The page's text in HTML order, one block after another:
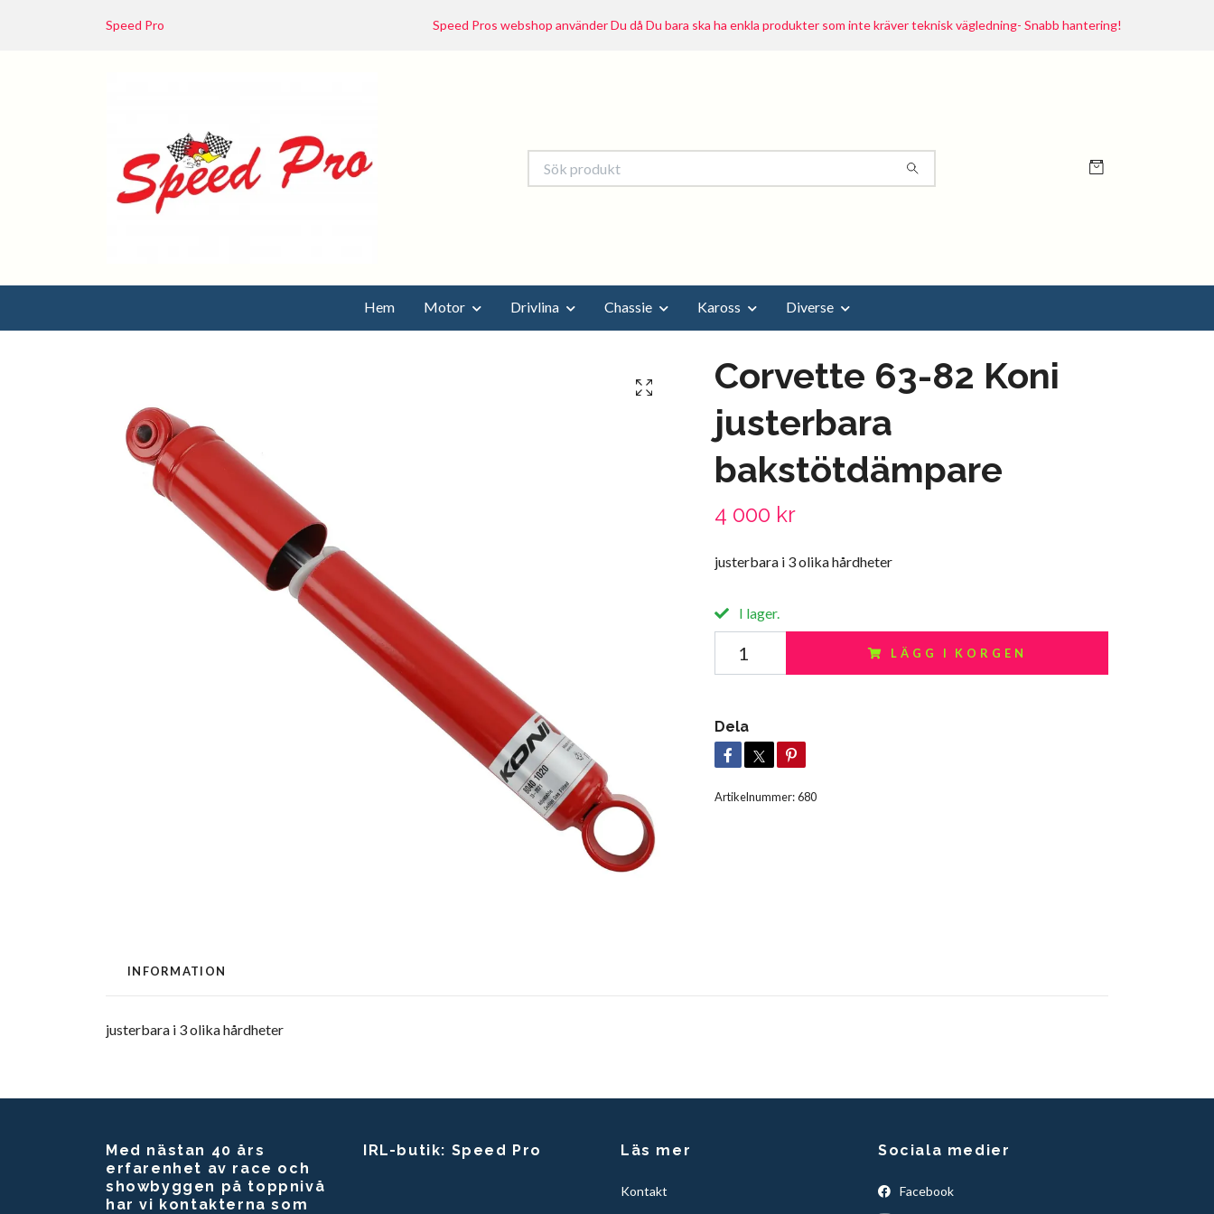
Speed Pro Speed Pros webshop använder Du då Du bara ska ha enkla produkter som inte kräver teknisk vägledning- Snabb hantering!
Hem Motor Drivlina Chassie Kaross Diverse
Corvette 63-82 Koni
justerbara
bakstötdämpare
4 000 kr
justerbara i 3 olika hårdheter
I lager.
LÄGG I KORGEN
Dela
Artikelnummer:680
INFORMATION
justerbara i 3 olika hårdheter
Med nästan 40 års
erfarenhet av race och
showbyggen på toppnivå
har vi kontakterna som
IRL-butik: Speed Pro Läs mer
Kontakt
Sociala medier
Facebook